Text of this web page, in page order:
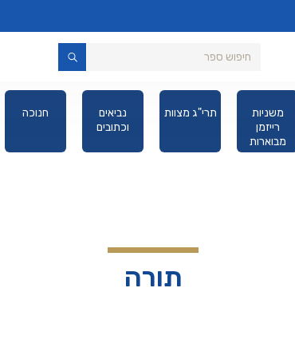
חנוכה
נביאים
וכתובים
תרי"ג מצוות
משניות
רייזמן
מבוארות
מהדורת כיס
תורה